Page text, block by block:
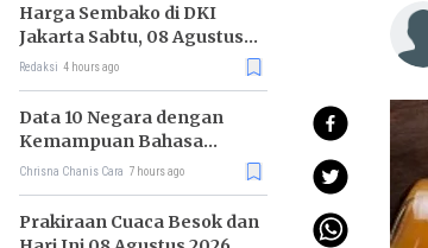
Harga Sembako di DKI
Jakarta Sabtu, 08 Agustus
2026, Daging Kambing
Redaksi 4 hours ago
Data 10 Negara dengan
Kemampuan Bahasa
Inggris Terbaik
Chrisna Chanis Cara 7 hours ago
Prakiraan Cuaca Besok dan